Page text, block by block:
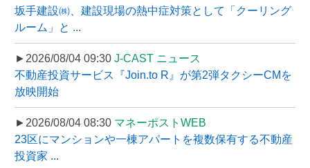
坂手建設㈱、建設現場の熱中症対策として「クーリング
ルーム」と ...
►2026/08/04 09:30 J-CAST ニュース
不動産投資サービス『Join.to R』が第2弾タクシーCMを
放映開始
►2026/08/04 08:30 マネーポストWEB
23区にマンションや一棟アパートを複数保有する不動産
投資家 ...